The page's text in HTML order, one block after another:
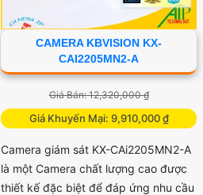
CAMERA KBVISION KX-
CAI2205MN2-A
Giá Bán: 12,320,000 ₫
Giá Khuyến Mại: 9,910,000 ₫
Camera giám sát KX-CAi2205MN2-A
là một Camera chất lượng cao được
thiết kế đặc biệt để đáp ứng nhu cầu